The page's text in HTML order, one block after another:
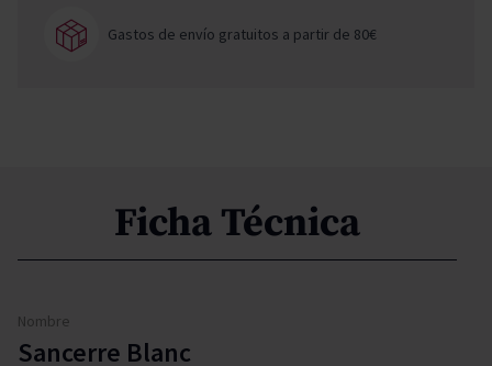
Gastos de envío gratuitos a partir de 80€
Ficha Técnica
Nombre
Sancerre Blanc